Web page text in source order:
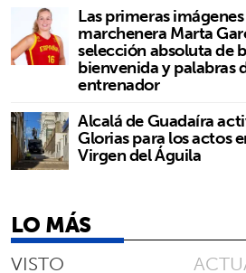
Las primeras
marchenera Marta
selección absoluta de
bienvenida y palabras
entrenador
Alcalá de Guadaíra
Glorias para los actos
Virgen del Águila
LO MÁS
VISTO